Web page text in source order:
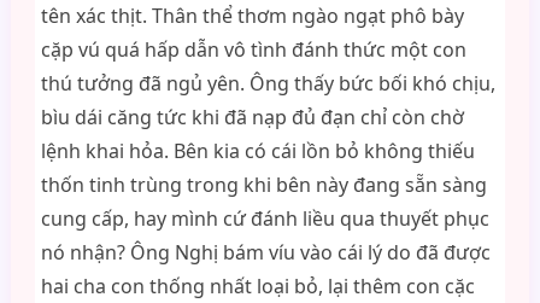
tên xác thịt. Thân thể thơm ngào ngạt phô bày
cặp vú quá hấp dẫn vô tình đánh thức một con
thú tưởng đã ngủ yên. Ông thấy bức bối khó chịu,
bìu dái căng tức khi đã nạp đủ đạn chỉ còn chờ
lệnh khai hỏa. Bên kia có cái lồn bỏ không thiếu
thốn tinh trùng trong khi bên này đang sẵn sàng
cung cấp, hay mình cứ đánh liều qua thuyết phục
nó nhận? Ông Nghị bám víu vào cái lý do đã được
hai cha con thống nhất loại bỏ, lại thêm con cặc